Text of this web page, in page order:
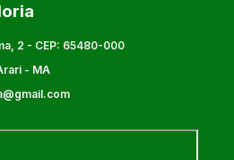
2 - CEP: 65480-000
- MA